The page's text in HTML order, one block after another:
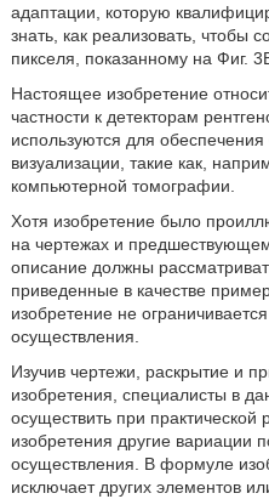
адаптации, которую
знать, как реализовать, чтобы
пикселя, показанному на Фиг.
Настоящее изобретение
частности к детекторам
используются для
визуализации, такие как,
компьютерной томографии.
Хотя изобретение было
на чертежах и
описание должны
приведенные в качестве
изобретение не
осуществления.
Изучив чертежи, раскрытие и
изобретения, специалисты в
осуществить при практической
изобретения другие вариации
осуществления. В формуле
исключает других элементов